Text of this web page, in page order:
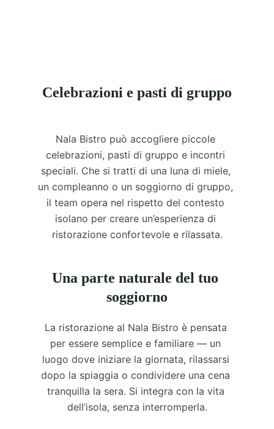
Celebrazioni e pasti di gruppo
Nala Bistro può accogliere piccole
celebrazioni, pasti di gruppo e incontri
speciali. Che si tratti di una luna di miele,
un compleanno o un soggiorno di gruppo,
il team opera nel rispetto del contesto
isolano per creare un’esperienza di
ristorazione confortevole e rilassata.
Una parte naturale del tuo
soggiorno
La ristorazione al Nala Bistro è pensata
per essere semplice e familiare — un
luogo dove iniziare la giornata, rilassarsi
dopo la spiaggia o condividere una cena
tranquilla la sera. Si integra con la vita
dell’isola, senza interromperla.